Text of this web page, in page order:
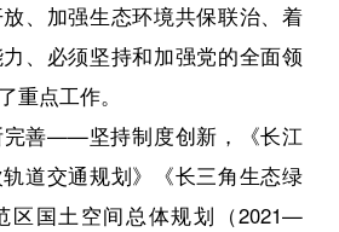
、加强生态环境共保联治、着
、必须坚持和加强党的全面领
重点工作。
善——坚持制度创新，《长江
道交通规划》《长三角生态绿
区国土空间总体规划（2021—